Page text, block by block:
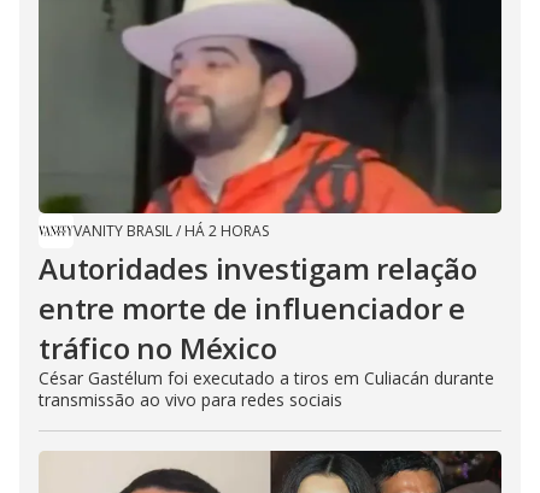
VANITY BRASIL/ HÁ 2 HORAS
Autoridades investigam relação
entre morte de influenciador e
tráfico no México
César Gastélum foi executado a tiros em Culiacán durante
transmissão ao vivo para redes sociais